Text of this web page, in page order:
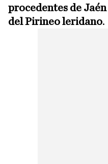
procedentes de Jaén
del Pirineo leridano.